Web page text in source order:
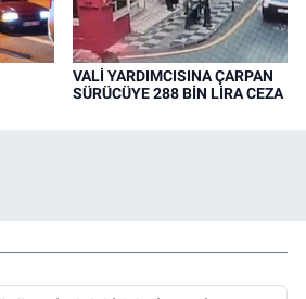
VALİ YARDIMCISINA ÇARPAN
SÜRÜCÜYE 288 BİN LİRA CEZA